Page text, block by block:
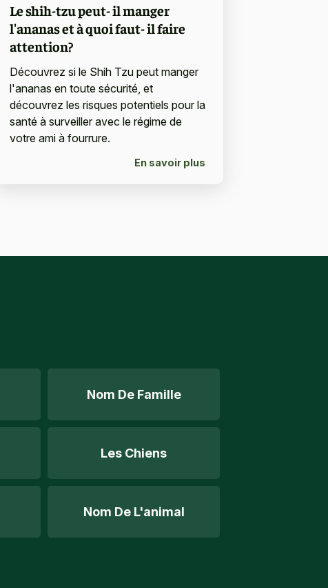
Le shih-tzu peut- il manger
l'ananas et à quoi faut- il faire
attention?
Découvrez si le Shih Tzu peut manger
l'ananas en toute sécurité, et
découvrez les risques potentiels pour la
santé à surveiller avec le régime de
votre ami à fourrure.
En savoir plus
Nom De Famille
Les Chiens
Nom De L'animal